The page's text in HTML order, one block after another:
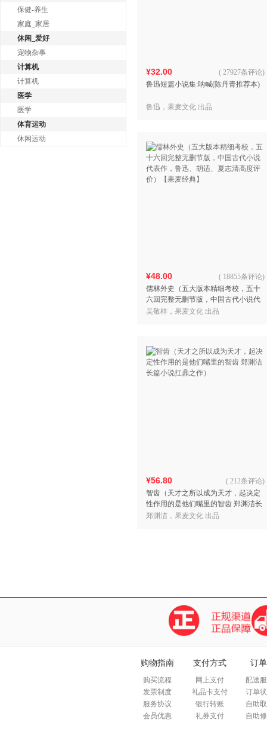
保健-养生
家庭_家居
休闲_爱好
宠物杂事
计算机
计算机
医学
医学
体育运动
休闲运动
¥32.00
鲁迅短篇小说集:呐喊(陈丹青推荐本)
( 27927条评论)
鲁迅，果麦文化 出品
¥48.00
儒林外史（五大版本精细考校，五十
六回完整无删节版，中国古代小说代
表作，鲁迅、胡适、夏志清高度评
( 18855条评论)
吴敬梓，果麦文化 出品
¥56.80
智齿（天才之所以成为天才，起决定
性作用的是他们嘴里的智齿 郑渊洁长
篇小说扛鼎之作）
( 212条评论)
郑渊洁，果麦文化 出品
购物指南
购买流程
发票制度
服务协议
会员优惠
支付方式
网上支付
礼品卡支付
银行转账
礼券支付
订
配送
订单
自助
自助